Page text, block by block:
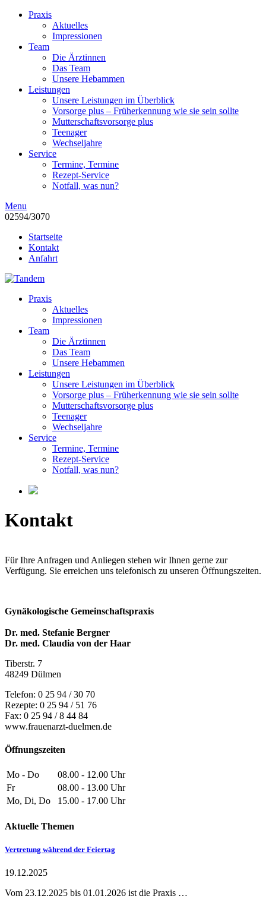
Praxis
Aktuelles
Impressionen
Team
Die Ärztinnen
Das Team
Unsere Hebammen
Leistungen
Unsere Leistungen im Überblick
Vorsorge plus – Früherkennung wie sie sein sollte
Mutterschaftsvorsorge plus
Teenager
Wechseljahre
Service
Termine, Termine
Rezept-Service
Notfall, was nun?
Menu
02594/3070
Startseite
Kontakt
Anfahrt
Praxis
Aktuelles
Impressionen
Team
Die Ärztinnen
Das Team
Unsere Hebammen
Leistungen
Unsere Leistungen im Überblick
Vorsorge plus – Früherkennung wie sie sein sollte
Mutterschaftsvorsorge plus
Teenager
Wechseljahre
Service
Termine, Termine
Rezept-Service
Notfall, was nun?
Kontakt
Für Ihre Anfragen und Anliegen stehen wir Ihnen gerne zur
Verfügung. Sie erreichen uns telefonisch zu unseren Öffnungszeiten.
Gynäkologische Gemeinschaftspraxis
Dr. med. Stefanie Bergner
Dr. med. Claudia von der Haar
Tiberstr. 7
48249 Dülmen
Telefon: 0 25 94 / 30 70
Rezepte: 0 25 94 / 51 76
Fax: 0 25 94 / 8 44 84
www.frauenarzt-duelmen.de
Öffnungszeiten
Mo - Do
08.00 - 12.00 Uhr
Fr
08.00 - 13.00 Uhr
Mo, Di, Do
15.00 - 17.00 Uhr
Aktuelle Themen
Vertretung während der Feiertag
19.12.2025
Vom 23.12.2025 bis 01.01.2026 ist die Praxis …